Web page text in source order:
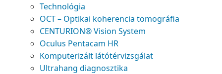
Technológia
OCT – Optikai koherencia tomográfia
CENTURION® Vision System
Oculus Pentacam HR
Komputerizált látótérvizsgálat
Ultrahang diagnosztika